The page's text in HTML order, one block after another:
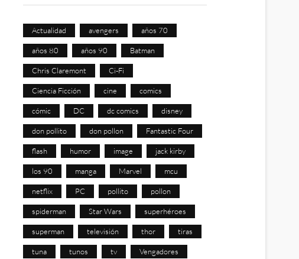
Actualidad avengers años 70
años 80 años 90 Batman
Chris Claremont Ci-Fi
Ciencia Ficción cine comics
cómic DC dc comics disney
don pollito don pollon Fantastic Four
flash humor image jack kirby
los 90 manga Marvel mcu
netflix PC pollito pollon
spiderman Star Wars superhéroes
superman televisión thor tiras
tuna tunos tv Vengadores